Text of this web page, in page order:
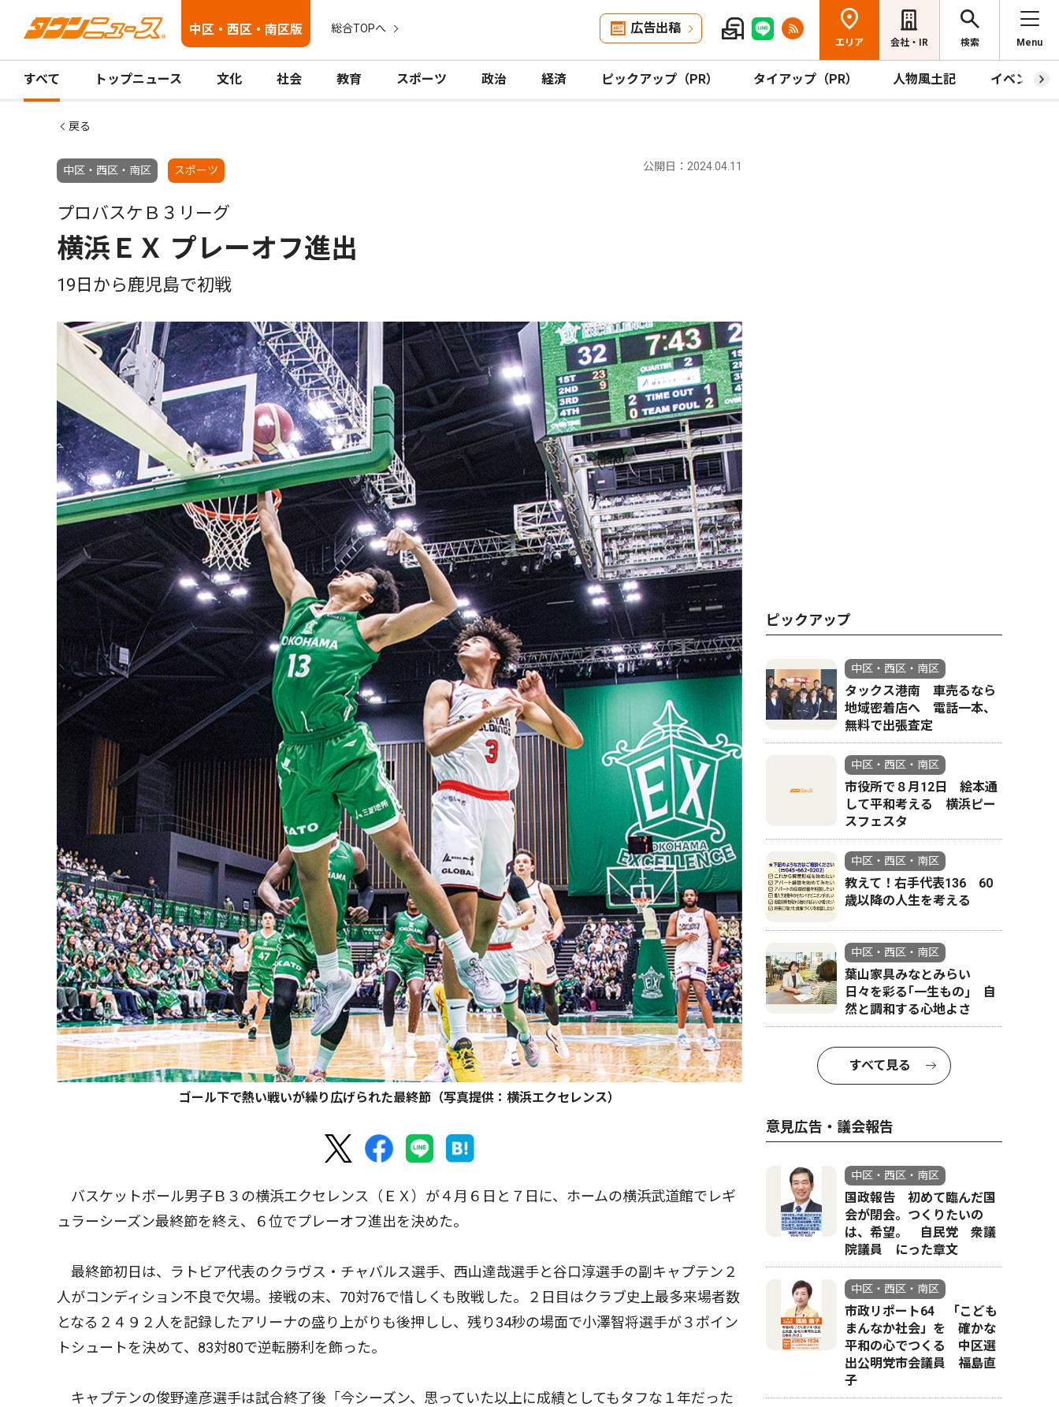
中区・西区・南区版 総合TOPへ 広告出稿
エリア 会社・IR 検索 Menu
すべて トップニュース 文化 社会 教育 スポーツ 政治 経済 ピックアップ（PR） タイアップ（PR） 人物風土記 イベント
戻る
中区・西区・南区 スポーツ 公開日：2024.04.11
プロバスケＢ３リーグ
横浜ＥＸ プレーオフ進出
19日から鹿児島で初戦
ゴール下で熱い戦いが繰り広げられた最終節（写真提供：横浜エクセレンス）
バスケットボール男子Ｂ３の横浜エクセレンス（ＥＸ）が４月６日と７日に、ホームの横浜武道館でレギ
ュラーシーズン最終節を終え、６位でプレーオフ進出を決めた。
最終節初日は、ラトビア代表のクラヴス・チャバルス選手、西山達哉選手と谷口淳選手の副キャプテン２
人がコンディション不良で欠場。接戦の末、70対76で惜しくも敗戦した。２日目はクラブ史上最多来場者数
となる２４９２人を記録したアリーナの盛り上がりも後押しし、残り34秒の場面で小澤智将選手が３ポイン
トシュートを決めて、83対80で逆転勝利を飾った。
キャプテンの俊野達彦選手は試合終了後「今シーズン、思っていた以上に成績としてもタフな１年だった
ピックアップ
中区・西区・南区
タックス港南 車売るなら
地域密着店へ 電話一本、
無料で出張査定
中区・西区・南区
市役所で８月12日 絵本通
して平和考える 横浜ピー
スフェスタ
中区・西区・南区
教えて！右手代表136 60
歳以降の人生を考える
中区・西区・南区
葉山家具みなとみらい
日々を彩る｢一生もの｣ 自
然と調和する心地よさ
すべて見る
意見広告・議会報告
中区・西区・南区
国政報告 初めて臨んだ国
会が閉会。つくりたいの
は、希望。 自民党 衆議
院議員 にった章文
中区・西区・南区
市政リポート64 「こども
まんなか社会」を 確かな
平和の心でつくる 中区選
出公明党市会議員 福島直
子